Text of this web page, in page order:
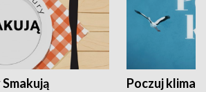
Poczuj klimat